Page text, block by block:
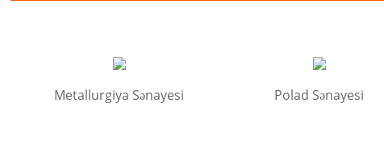
Metallurgiya Sənayesi Polad Sənayesi